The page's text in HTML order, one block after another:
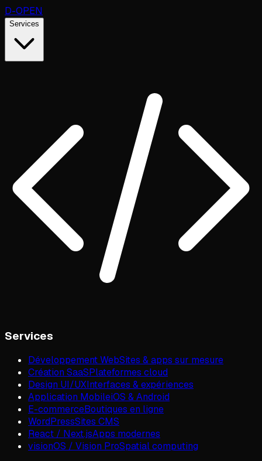
D-OPEN
Services
Services
Développement WebSites & apps sur mesure
Création SaaSPlateformes cloud
Design UI/UXInterfaces & expériences
Application MobileiOS & Android
E-commerceBoutiques en ligne
WordPressSites CMS
React / Next.jsApps modernes
visionOS / Vision ProSpatial computing